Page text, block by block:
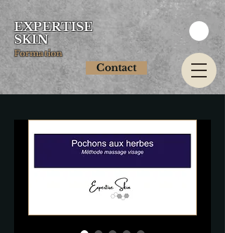
EXPERTISE
SKIN
Formation
Contact